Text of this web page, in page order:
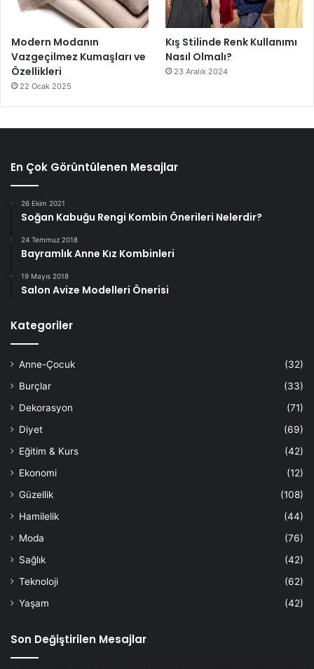
Modern Modanın
Vazgeçilmez Kumaşları ve
Özellikleri
22 Ocak 2025
Kış Stilinde Renk Kullanımı
Nasıl Olmalı?
23 Aralık 2024
En Çok Görüntülenen Mesajlar
26 Ekim 2021
Soğan Kabuğu Rengi Kombin Önerileri Nelerdir?
24 Temmuz 2018
Bayramlık Anne Kız Kombinleri
19 Mayıs 2018
Salon Avize Modelleri Önerisi
Kategoriler
Anne-Çocuk
(32)
Burçlar
(33)
Dekorasyon
(71)
Diyet
(69)
Eğitim & Kurs
(42)
Ekonomi
(12)
Güzellik
(108)
Hamilelik
(44)
Moda
(76)
Sağlık
(42)
Teknoloji
(62)
Yaşam
(42)
Son Değiştirilen Mesajlar